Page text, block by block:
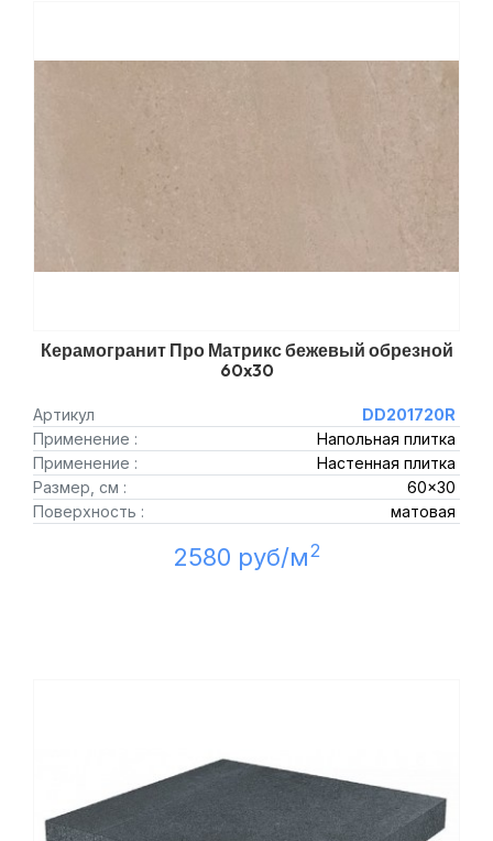
Керамогранит Про Матрикс бежевый обрезной
60x30
Артикул
DD201720R
Применение :
Напольная плитка
Применение :
Настенная плитка
Размер, см :
60x30
Поверхность :
матовая
2580 руб/м2